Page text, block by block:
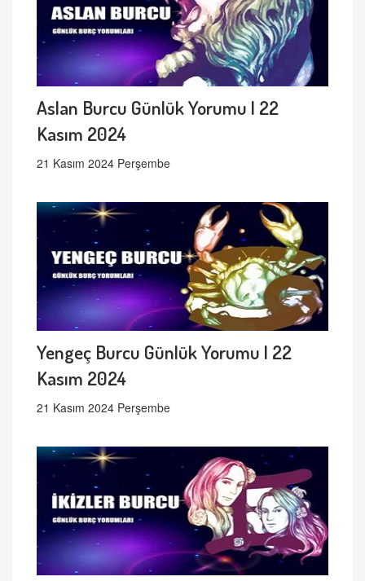
Aslan Burcu Günlük Yorumu | 22
Kasım 2024
21 Kasım 2024 Perşembe
Yengeç Burcu Günlük Yorumu | 22
Kasım 2024
21 Kasım 2024 Perşembe